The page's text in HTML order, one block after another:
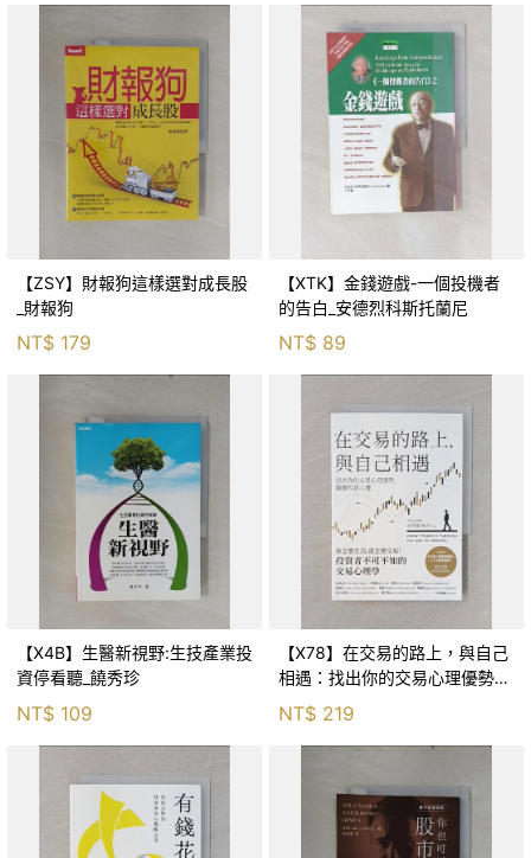
【ZSY】財報狗這樣選對成長股
_財報狗
NT$ 179
【XTK】金錢遊戲-一個投機者
的告白_安德烈科斯托蘭尼
NT$ 89
【X4B】生醫新視野:生技產業投
資停看聽_饒秀珍
NT$ 109
【X78】在交易的路上，與自己
相遇：找出你的交易心理優勢，
戰勝投資心魔_李哲緯（鮪爸）
NT$ 219